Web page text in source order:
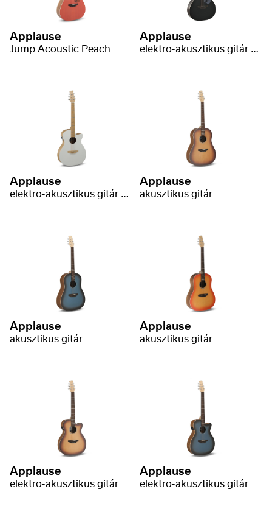
Applause
Jump Acoustic Peach
Applause
elektro-akusztikus gitár Jump Dark Matter
Applause
elektro-akusztikus gitár Jump Blank Canvas
Applause
akusztikus gitár
Applause
akusztikus gitár
Applause
akusztikus gitár
Applause
elektro-akusztikus gitár
Applause
elektro-akusztikus gitár